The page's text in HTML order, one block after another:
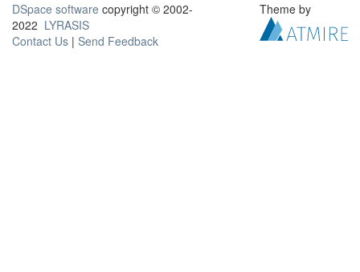
DSpace software copyright © 2002-
2022 LYRASIS
Contact Us | Send Feedback
Theme by